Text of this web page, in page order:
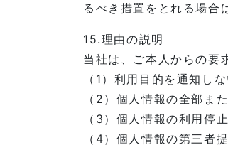
るべき措置をとれる場合
15.理由の説明
当社は、ご本人からの要
（1）利用目的を通知しな
（2）個人情報の全部ま
（3）個人情報の利用停
（4）個人情報の第三者